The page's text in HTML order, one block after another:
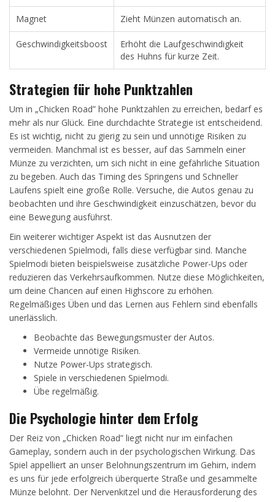
Magnet Zieht Münzen automatisch an.
Geschwindigkeitsboost
Erhöht die Laufgeschwindigkeit
des Huhns für kurze Zeit.
Strategien für hohe Punktzahlen
Um in „Chicken Road” hohe Punktzahlen zu erreichen, bedarf es
mehr als nur Glück. Eine durchdachte Strategie ist entscheidend.
Es ist wichtig, nicht zu gierig zu sein und unnötige Risiken zu
vermeiden. Manchmal ist es besser, auf das Sammeln einer
Münze zu verzichten, um sich nicht in eine gefährliche Situation
zu begeben. Auch das Timing des Springens und Schneller
Laufens spielt eine große Rolle. Versuche, die Autos genau zu
beobachten und ihre Geschwindigkeit einzuschätzen, bevor du
eine Bewegung ausführst.
Ein weiterer wichtiger Aspekt ist das Ausnutzen der
verschiedenen Spielmodi, falls diese verfügbar sind. Manche
Spielmodi bieten beispielsweise zusätzliche Power-Ups oder
reduzieren das Verkehrsaufkommen. Nutze diese Möglichkeiten,
um deine Chancen auf einen Highscore zu erhöhen.
Regelmäßiges Üben und das Lernen aus Fehlern sind ebenfalls
unerlässlich.
Beobachte das Bewegungsmuster der Autos.
Vermeide unnötige Risiken.
Nutze Power-Ups strategisch.
Spiele in verschiedenen Spielmodi.
Übe regelmäßig.
Die Psychologie hinter dem Erfolg
Der Reiz von „Chicken Road” liegt nicht nur im einfachen
Gameplay, sondern auch in der psychologischen Wirkung. Das
Spiel appelliert an unser Belohnungszentrum im Gehirn, indem
es uns für jede erfolgreich überquerte Straße und gesammelte
Münze belohnt. Der Nervenkitzel und die Herausforderung des